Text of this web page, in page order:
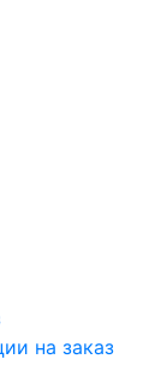
на заказ